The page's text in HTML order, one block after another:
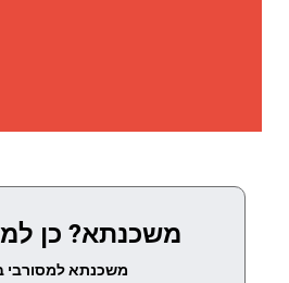
משכנתא? כן
משכנתא למסורבי